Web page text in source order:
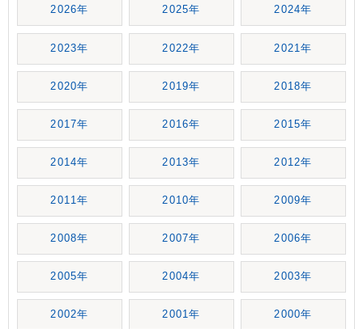
2026年 2025年 2024年
2023年 2022年 2021年
2020年 2019年 2018年
2017年 2016年 2015年
2014年 2013年 2012年
2011年 2010年 2009年
2008年 2007年 2006年
2005年 2004年 2003年
2002年 2001年 2000年